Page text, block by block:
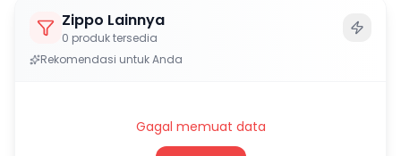
Zippo Lainnya
0 produk tersedia
Rekomendasi untuk Anda
Gagal memuat data